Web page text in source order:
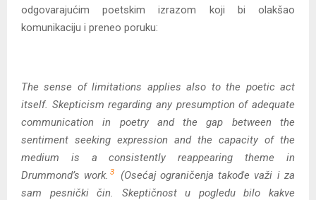
odgovarajućim poetskim izrazom koji bi olakšao
komunikaciju i preneo poruku:
The sense of limitations applies also to the poetic act
itself. Skepticism regarding any presumption of adequate
communication in poetry and the gap between the
sentiment seeking expression and the capacity of the
medium is a consistently reappearing theme in
Drummond’s work. 3
(Osećaj ograničenja takođe važi i za
sam pesnički čin. Skeptičnost u pogledu bilo kakve